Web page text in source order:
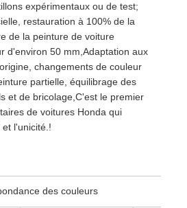
expérimentaux ou de test;
restauration à 100% de la
de la peinture de voiture
d'environ 50 mm,Adaptation aux
changements de couleur
partielle, équilibrage des
et de bricolage,C'est le premier
de voitures Honda qui
l'unicité.!
des couleurs